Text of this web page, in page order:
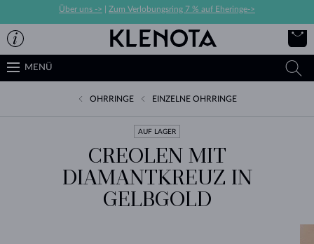
Über uns -> Zum Verlobungsring 7 % auf Eheringe->
MENÜ
OHRRINGE EINZELNE OHRRINGE
AUF LAGER
CREOLEN MIT
DIAMANTKREUZ IN
GELBGOLD